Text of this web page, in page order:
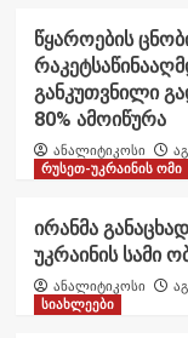
წყაროების
განკუთვნილი
80% ამოიწურა
ანალიტიკოსი
რუსეთ-უკრაინის ომი
ირანმა
უკრაინის სამი
ანალიტიკოსი
სიახლეები